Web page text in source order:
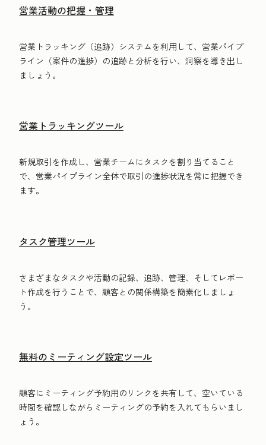
営業活動の把握・管理
営業トラッキング（追跡）システムを利用して、営業パイプ
ライン（案件の進捗）の追跡と分析を行い、洞察を導き出し
ましょう。
営業トラッキングツール
新規取引を作成し、営業チームにタスクを割り当てること
で、営業パイプライン全体で取引の進捗状況を常に把握でき
ます。
タスク管理ツール
さまざまなタスクや活動の記録、追跡、管理、そしてレポー
ト作成を行うことで、顧客との関係構築を簡素化しましょ
う。
無料のミーティング設定ツール
顧客にミーティング予約用のリンクを共有して、空いている
時間を確認しながらミーティングの予約を入れてもらいまし
ょう。